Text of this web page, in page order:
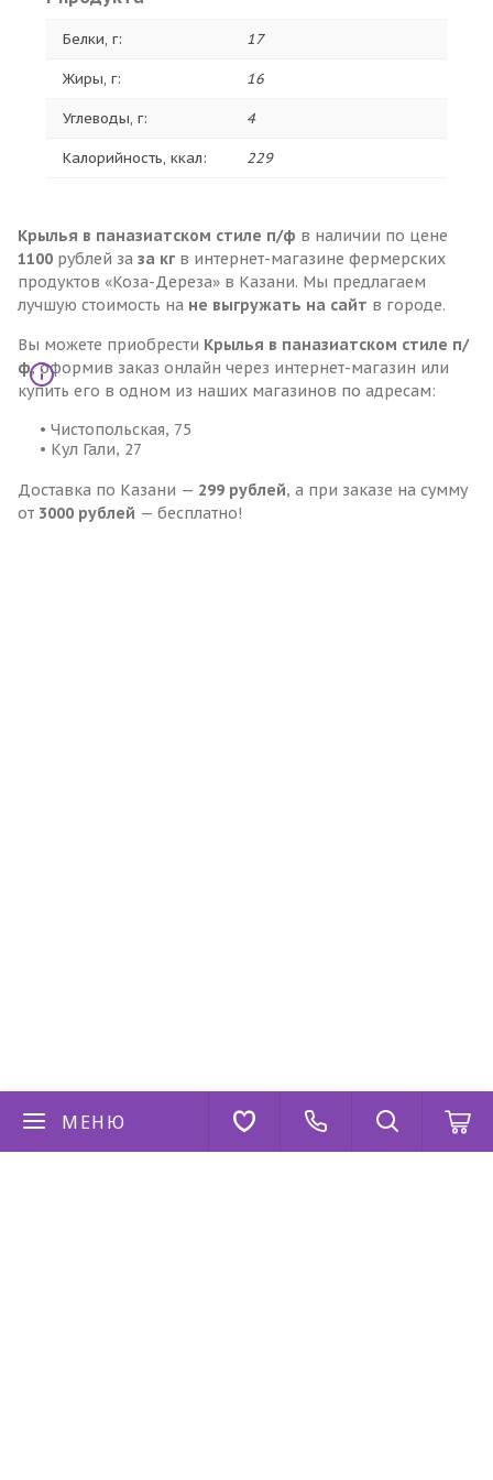
МЕНЮ
Белки, г: 17
Жиры, г: 16
Углеводы, г: 4
Калорийность, ккал: 229
Крылья в паназиатском стиле п/ф в наличии по цене
1100 рублей за за кг в интернет-магазине фермерских
продуктов «Коза-Дереза» в Казани. Мы предлагаем
лучшую стоимость на не выгружать на сайт в городе.
Вы можете приобрести Крылья в паназиатском стиле п/
ф, оформив заказ онлайн через интернет-магазин или
купить его в одном из наших магазинов по адресам:
• Чистопольская, 75
• Кул Гали, 27
Доставка по Казани — 299 рублей, а при заказе на сумму
от 3000 рублей — бесплатно!